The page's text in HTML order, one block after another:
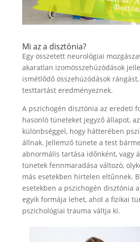
Mi az a disztónia?
Egy összetett neurológiai
akaratlan izomösszehúzódások
ismétlődő összehúzódások
testtartást eredményeznek.
A pszichogén disztónia az eredeti
hasonló tüneteket jegyző állapot,
különbséggel, hogy hátterében
állnak. Jellemző tünete a test
abnormális tartása időnként, vagy
tünetek fennmaradása változó,
más esetekben hirtelen eltűnnek.
esetekben a pszichogén disztónia
egyik formája lehet, ahol a fizikai
pszichológiai trauma váltja ki.